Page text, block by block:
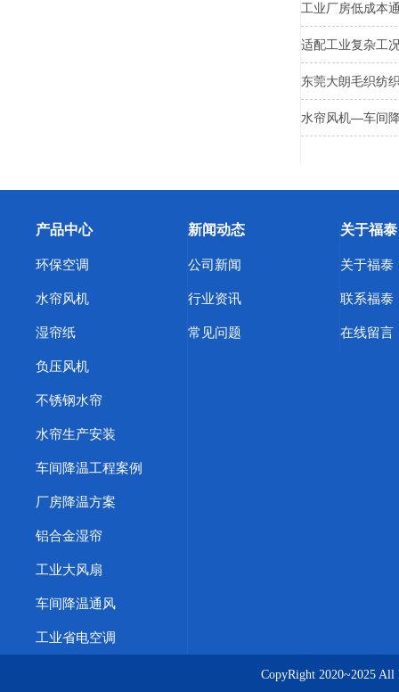
工业厂房低成本
适配工业复杂工
东莞大朗毛织纺
水帘风机—车间
产品中心
环保空调
水帘风机
湿帘纸
负压风机
不锈钢水帘
水帘生产安装
车间降温工程案例
厂房降温方案
铝合金湿帘
工业大风扇
车间降温通风
工业省电空调
新闻动态
公司新闻
行业资讯
常见问题
关于福泰
关于福泰
联系福泰
在线留言
CopyRight 2020~2025